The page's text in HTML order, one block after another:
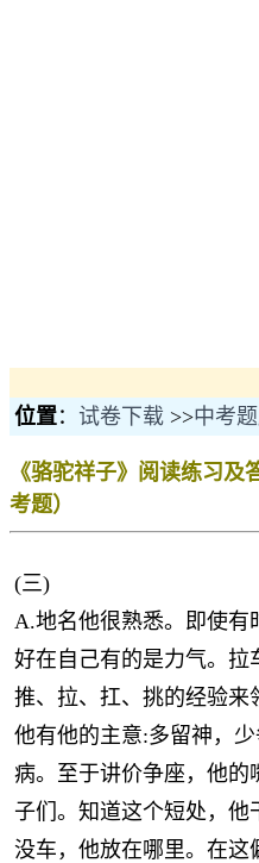
位置： 试卷下载 >>中考
《骆驼祥子》阅读练习及
考题）
(三)
A.地名他很熟悉。即使有
好在自己有的是力气。拉
推、拉、扛、挑的经验来
他有他的主意:多留神，
病。至于讲价争座，他的
子们。知道这个短处，他
没车，他放在哪里。在这